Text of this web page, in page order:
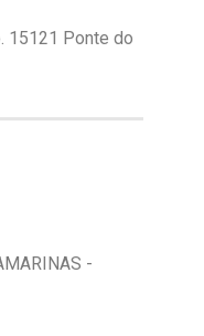
15121 Ponte do
-